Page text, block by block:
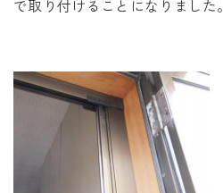
で取り付けることになりました。